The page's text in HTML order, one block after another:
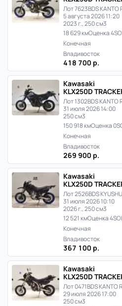
Лот 7623BDS KANTO
5 августа 2026 11:20
2023 г., 250 см3
18 629 кмОценка 4
Конечная
Владивосток
418 700 р.
Kawasaki
KLX250D
Лот 1302BDS KANTO
31 июля 2026 14:00
250 см3
150 918 кмОценка 0
Конечная
Владивосток
269 900 р.
Kawasaki
KLX250D
Лот 2526BDS
31 июля 2026 10:10
2026 г., 250 см3
12 521 кмОценка 4
Конечная
Владивосток
367 100 р.
Kawasaki
KLX250D
Лот 0471BDS KANTO
29 июля 2026 17:00
250 см3